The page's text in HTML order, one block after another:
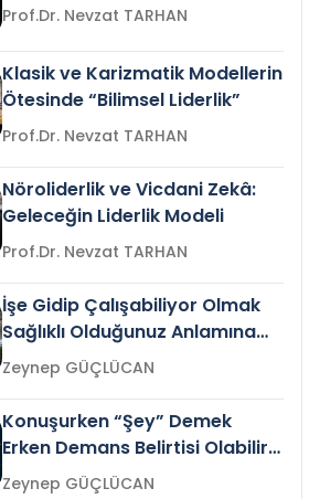
Prof.Dr. Nevzat TARHAN
Klasik ve Karizmatik Modellerin
Ötesinde “Bilimsel Liderlik”
Prof.Dr. Nevzat TARHAN
Nöroliderlik ve Vicdani Zekâ:
Geleceğin Liderlik Modeli
Prof.Dr. Nevzat TARHAN
İşe Gidip Çalışabiliyor Olmak
Sağlıklı Olduğunuz Anlamına
Gelir mi?Zeynep GÜÇLÜCAN
Konuşurken “Şey” Demek
Erken Demans Belirtisi Olabilir
mi?
Zeynep GÜÇLÜCAN